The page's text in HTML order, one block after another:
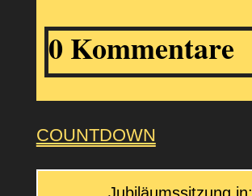
0 Kommentare
COUNTDOWN